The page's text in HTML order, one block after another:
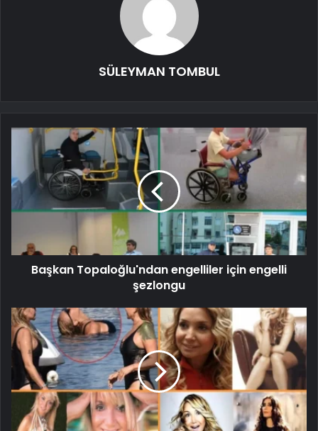
SÜLEYMAN TOMBUL
Başkan Topaloğlu'ndan engelliler için engelli
şezlongu